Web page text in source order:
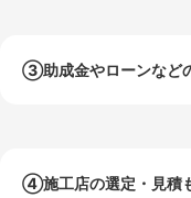
③助成金やローンなど
④施工店の選定・ 見積